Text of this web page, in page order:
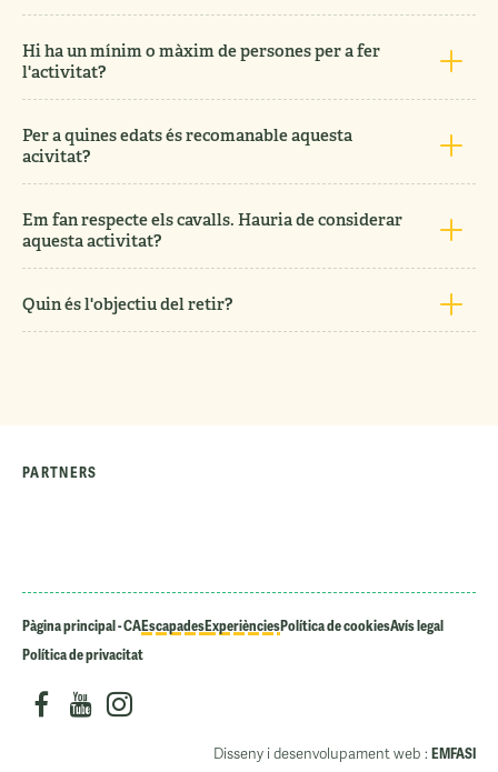
Hi ha un mínim o màxim de persones per a fer
l'activitat?
Per a quines edats és recomanable aquesta
acivitat?
Em fan respecte els cavalls. Hauria de considerar
aquesta activitat?
Quin és l'objectiu del retir?
PARTNERS
Pàgina principal - CAEscapadesExperiènciesPolítica de cookiesAvís legal
Política de privacitat
Disseny i desenvolupament web : EMFASI